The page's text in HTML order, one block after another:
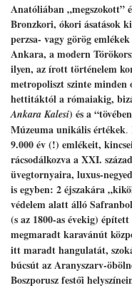
Anatóliában „megszokott”
Bronzkori, ókori ásatások
perzsa- vagy görög
Ankara, a modern
ilyen, az írott történelem
metropoliszt szinte
hettitáktól a rómaiakig,
Ankara Kalesi) és a
Múzeuma unikális értékek.
9.000 év (!) emlékeit,
rácsodálkozva a XXI.
üvegtornyaira, luxus-
is egyben: 2 éjszakára
védelem alatt álló
(s az 1800-as évekig)
megmaradt karavánút
itt maradt hangulatát,
búcsút az Aranyszarv-
Boszporusz festői